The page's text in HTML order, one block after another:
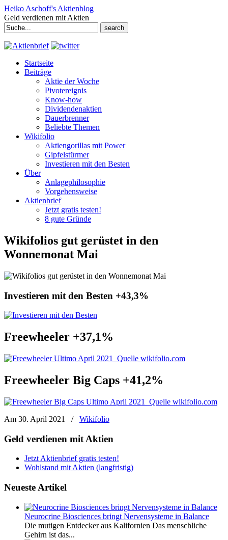
Heiko Aschoff's Aktienblog
Geld verdienen mit Aktien
Search
for:
Startseite
Beiträge
Aktie der Woche
Pivotereignis
Know-how
Dividendenaktien
Dauerbrenner
Beliebte Themen
Wikifolio
Aktiengorillas mit Power
Gipfelstürmer
Investieren mit den Besten
Über
Anlagephilosophie
Vorgehensweise
Aktienbrief
Jetzt gratis testen!
8 gute Gründe
Wikifolios gut gerüstet in den
Wonnemonat Mai
Investieren mit den Besten +43,3%
Freewheeler +37,1%
Freewheeler Big Caps +41,2%
Am 30. April 2021 / Wikifolio
Geld verdienen mit Aktien
Jetzt Aktienbrief gratis testen!
Wohlstand mit Aktien (langfristig)
Neueste Artikel
Neurocrine Biosciences bringt Nervensysteme in Balance
Die mutigen Entdecker aus Kalifornien Das menschliche
Gehirn ist das...